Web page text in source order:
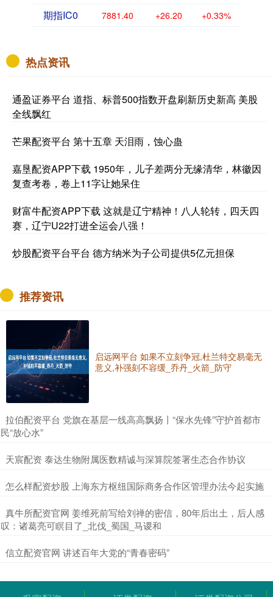
期指IC0 7881.40 +26.20 +0.33%
热点资讯
通盈证券平台 道指、标普500指数开盘刷新历史新高 美股
全线飘红
芒果配资平台 第十五章 天泪雨，蚀心蛊
嘉垦配资APP下载 1950年，儿子差两分无缘清华，林徽因
复查考卷，卷上11字让她呆住
财富牛配资APP下载 这就是辽宁精神！八人轮转，四天四
赛，辽宁U22打进全运会八强！
炒股配资平台平台 德方纳米为子公司提供5亿元担保
推荐资讯
启远网平台 如果不立刻争冠,杜兰特交易毫无
意义,补强刻不容缓_乔丹_火箭_防守
​拉伯配资平台 党旗在基层一线高高飘扬丨“保水先锋”守护首都市
民“放心水”
​天宸配资 泰达生物附属医数精诚与深算院签署生态合作协议
​怎么样配资炒股 上海东方枢纽国际商务合作区管理办法今起实施
​真牛所配资官网 姜维死前写给刘禅的密信，80年后出土，后人感
叹：诸葛亮可瞑目了_北伐_蜀国_马谡和
​信立配资官网 讲述百年大党的“青春密码”